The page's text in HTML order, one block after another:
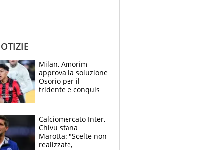
Milan, Amorim
approva la soluzione
Osorio per il
tridente e conquista
Allegri
Calciomercato Inter,
Chivu stana
Marotta: "Scelte non
realizzate,